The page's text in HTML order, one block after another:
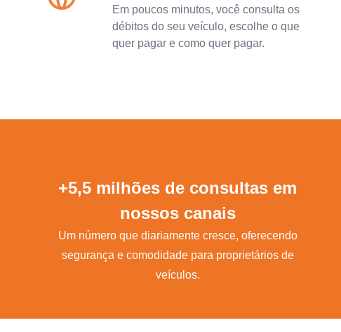
Em poucos minutos, você consulta os
débitos do seu veículo, escolhe o que
quer pagar e como quer pagar.
+5,5 milhões de consultas em
nossos canais
Um número que diariamente cresce, oferecendo
segurança e comodidade para proprietários de
veículos.